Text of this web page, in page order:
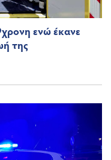
ενώ έκανε
της